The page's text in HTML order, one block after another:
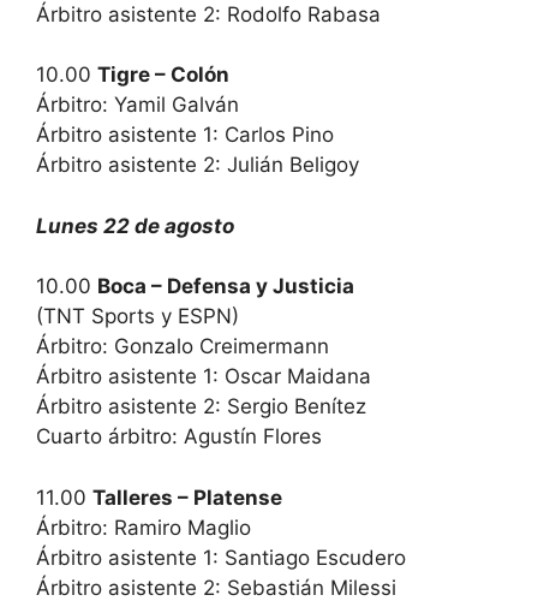
Árbitro asistente 2: Rodolfo Rabasa
10.00 Tigre – Colón
Árbitro: Yamil Galván
Árbitro asistente 1: Carlos Pino
Árbitro asistente 2: Julián Beligoy
Lunes 22 de agosto
10.00 Boca – Defensa y Justicia
(TNT Sports y ESPN)
Árbitro: Gonzalo Creimermann
Árbitro asistente 1: Oscar Maidana
Árbitro asistente 2: Sergio Benítez
Cuarto árbitro: Agustín Flores
11.00 Talleres – Platense
Árbitro: Ramiro Maglio
Árbitro asistente 1: Santiago Escudero
Árbitro asistente 2: Sebastián Milessi